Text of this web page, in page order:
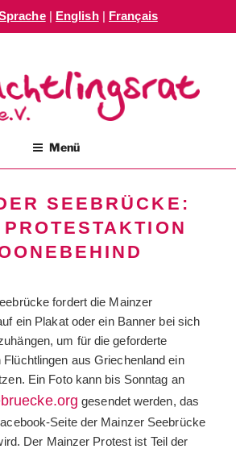
| English| Français
RLP E.V.
Menü
SEEBRÜCKE:
fordert die Mainzer
ein Plakat oder ein Banner bei sich
um für die geforderte
aus Griechenland ein
Ein Foto kann bis Sonntag an
gesendet werden, das
Seite der Mainzer Seebrücke
Der Mainzer Protest ist Teil der